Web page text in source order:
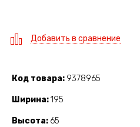
Добавить в сравнение
Код товара 9378965
Ширина 195
Высота 65